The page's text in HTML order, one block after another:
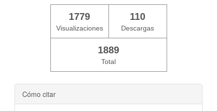
1779
Visualizaciones
110
Descargas
1889
Total
Cómo citar